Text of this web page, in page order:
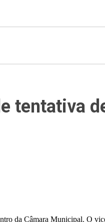
tentativa
da Câmara Municipal. O